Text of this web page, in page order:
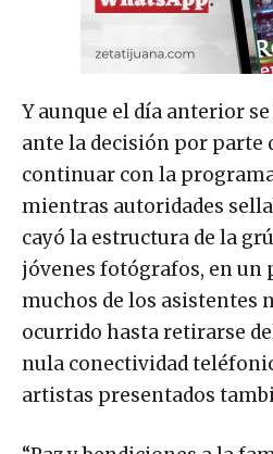
Y aunque el día anterior
ante la decisión por parte
continuar con la
mientras autoridades
cayó la estructura de la
jóvenes fotógrafos, en un
muchos de los asistentes
ocurrido hasta retirarse
nula conectividad
artistas presentados